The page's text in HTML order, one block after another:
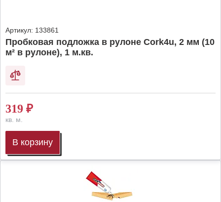
Артикул: 133861
Пробковая подложка в рулоне Cork4u, 2 мм (10
м² в рулоне), 1 м.кв.
319 ₽
кв. м.
В корзину